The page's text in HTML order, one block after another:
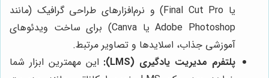
یا Final Cut Pro) و نرم‌افزارهای طراحی گرافیک (مانند
Adobe Photoshop یا Canva) برای ساخت ویدئوهای
آموزشی جذاب، اسلایدها و تصاویر مرتبط.
پلتفرم مدیریت یادگیری (LMS):
این مهمترین ابزار شما